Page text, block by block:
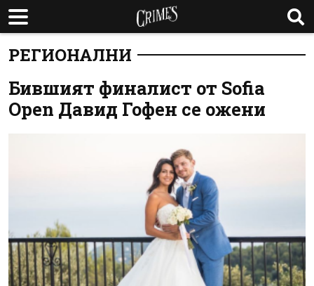
РЕГИОНАЛНИ
Бившият финалист от Sofia
Open Давид Гофен се ожени